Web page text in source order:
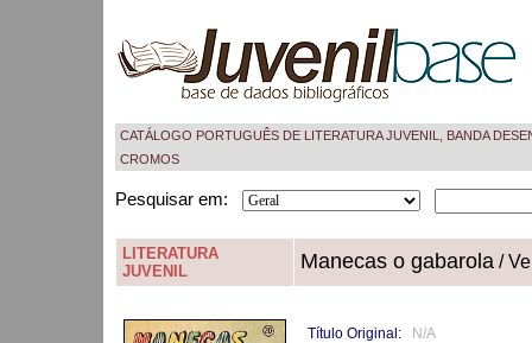
CATÁLOGO PORTUGUÊS DE LITERATURA JUVENIL, BANDA
CROMOS
Pesquisar em:
LITERATURA
JUVENIL
Manecas o gabarola/
Título Original:
N/A